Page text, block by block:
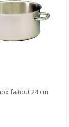
faitout 24 cm